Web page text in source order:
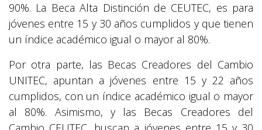
90%. La Beca Alta Distinción de CEUTEC, es para
jóvenes entre 15 y 30 años cumplidos y que tienen
un índice académico igual o mayor al 80%.
Por otra parte, las Becas Creadores del Cambio
UNITEC, apuntan a jóvenes entre 15 y 22 años
cumplidos, con un índice académico igual o mayor
al 80%. Asimismo, y las Becas Creadores del